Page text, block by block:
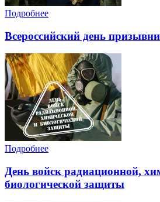
Подробнее
Всероссийский день
Подробнее
День войск радиационной,
биологической защиты